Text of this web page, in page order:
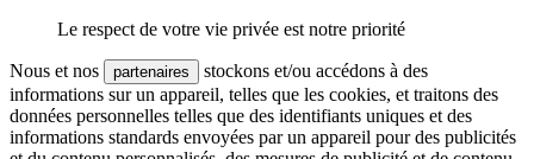
Le respect de votre vie privée est notre priorité
Nous et nos partenaires
stockons et/ou accédons à des
informations sur un appareil, telles que les cookies, et traitons des
données personnelles telles que des identifiants uniques et des
informations standards envoyées par un appareil pour des publicités